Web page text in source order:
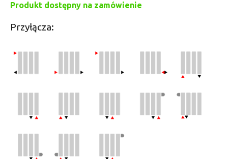
Produkt dostępny na zamówienie
Przyłącza: